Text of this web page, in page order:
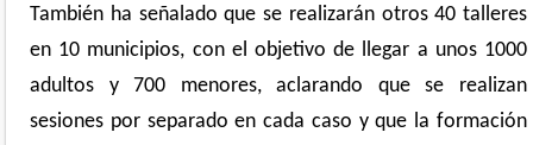
También ha señalado que se realizarán otros 40 talleres
en 10 municipios, con el objetivo de llegar a unos 1000
adultos y 700 menores, aclarando que se realizan
sesiones por separado en cada caso y que la formación